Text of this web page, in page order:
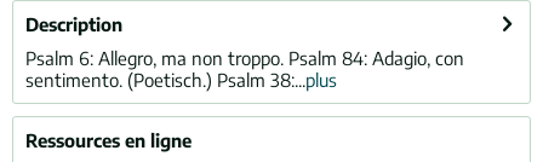
Description
Psalm 6: Allegro, ma non troppo. Psalm 84: Adagio, con
sentimento. (Poetisch.) Psalm 38:...plus
Ressources en ligne